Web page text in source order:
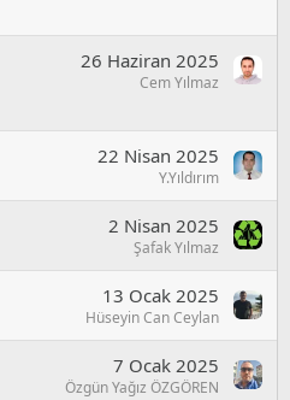
26 Haziran 2025
Cem Yılmaz
22 Nisan 2025
Y.Yıldırım
2 Nisan 2025
Şafak Yılmaz
13 Ocak 2025
Hüseyin Can Ceylan
7 Ocak 2025
Özgün Yağız ÖZGÖREN